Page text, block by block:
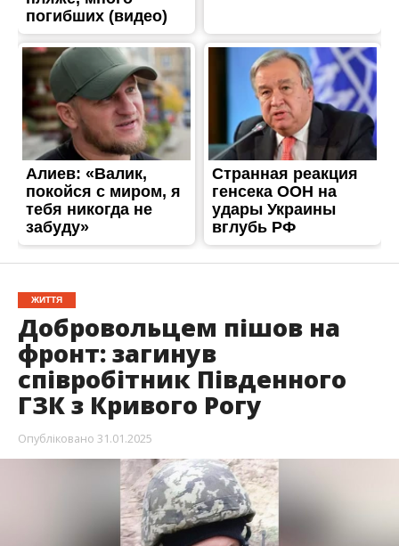
ЖИТТЯ
Добровольцем пішов на
фронт: загинув
співробітник Південного
ГЗК з Кривого Рогу
Опубліковано 31.01.2025